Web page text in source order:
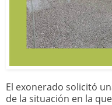
El exonerado solicitó
de la situación en la